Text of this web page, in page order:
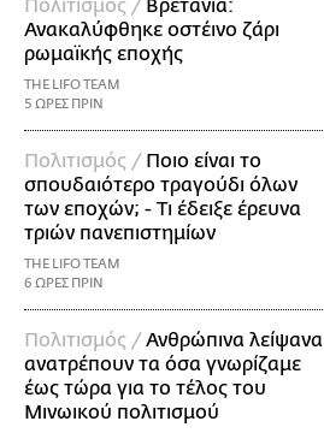
Πολιτισμός / Βρετανία:
Ανακαλύφθηκε οστέινο ζάρι
ρωμαϊκής εποχής
THE LIFO TEAM
5 ΩΡΕΣ ΠΡΙΝ
Πολιτισμός / Ποιο είναι το
σπουδαιότερο τραγούδι όλων
των εποχών; - Τι έδειξε έρευνα
τριών πανεπιστημίων
THE LIFO TEAM
6 ΩΡΕΣ ΠΡΙΝ
Πολιτισμός /Ανθρώπινα λείψανα
ανατρέπουν τα όσα γνωρίζαμε
έως τώρα για το τέλος του
Μινωικού πολιτισμού